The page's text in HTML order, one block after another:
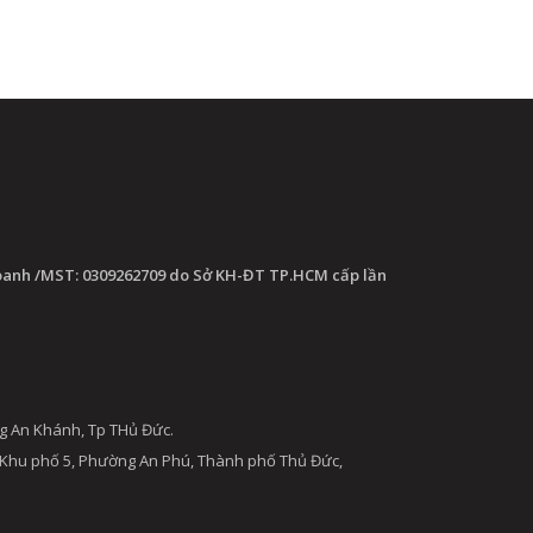
/MST: 0309262709 do Sở KH-ĐT TP.HCM cấp lần
An Khánh, Tp THủ Đức.
phố 5, Phường An Phú, Thành phố Thủ Đức,